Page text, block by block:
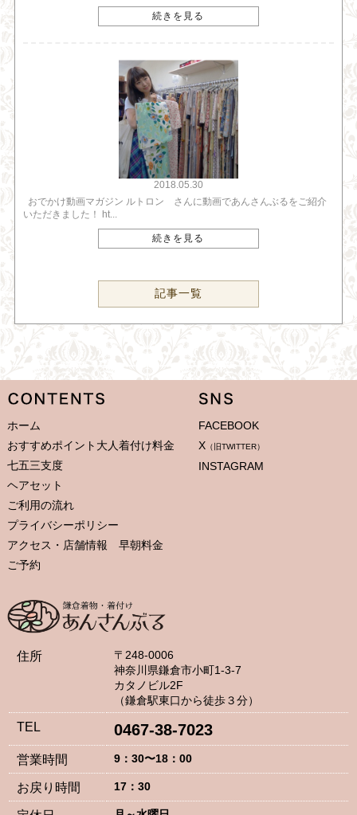
続きを見る
2018.05.30
おでかけ動画マガジン ルトロン さんに動画であんさんぶるをご紹介
いただきました！ ht...
続きを見る
記事一覧
ホーム
おすすめポイント大人着付け料金
七五三支度
ヘアセット
ご利用の流れ
プライバシーポリシー
アクセス・店舗情報 早朝料金
ご予約
FACEBOOK
X （旧TWITTER）
INSTAGRAM
住所
〒248-0006
神奈川県鎌倉市小町1-3-7
カタノビル2F
（鎌倉駅東口から徒歩３分）
TEL 0467-38-7023
営業時間 9：30〜18：00
お戻り時間 17：30